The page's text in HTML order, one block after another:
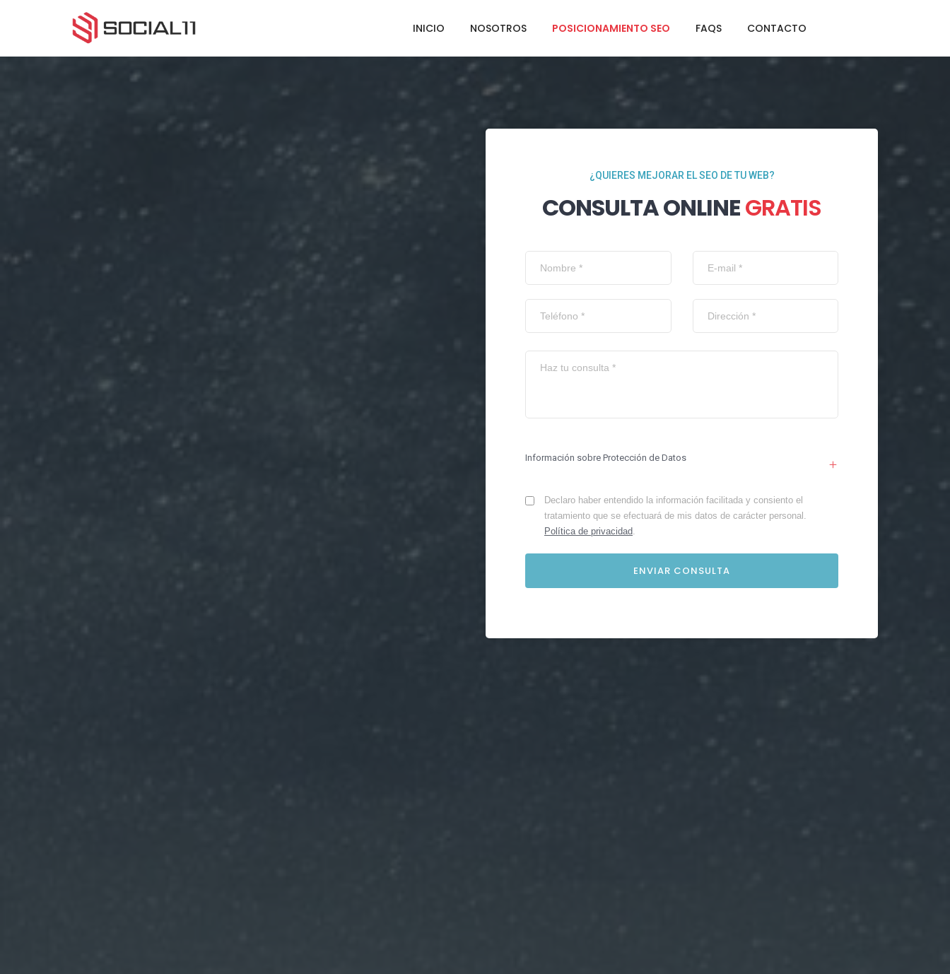
INICIO NOSOTROS POSICIONAMIENTO SEO FAQS CONTACTO
¿QUIERES MEJORAR EL SEO DE TU WEB?
CONSULTA ONLINEGRATIS
Información sobre Protección de Datos
Declaro haber entendido la información facilitada y consiento el
tratamiento que se efectuará de mis datos de carácter personal.
Política de privacidad.